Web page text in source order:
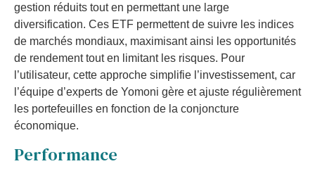
gestion réduits tout en permettant une large
diversification. Ces ETF permettent de suivre les indices
de marchés mondiaux, maximisant ainsi les opportunités
de rendement tout en limitant les risques. Pour
l’utilisateur, cette approche simplifie l’investissement, car
l’équipe d’experts de Yomoni gère et ajuste régulièrement
les portefeuilles en fonction de la conjoncture
économique.
Performance